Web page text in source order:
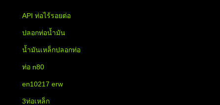
API ท่อไร้รอยต่อ
ปลอกท่อน้ำมัน
น้ำมันเหล็กปลอกท่อ
ท่อ n80
en10217 erw
3ท่อเหล็ก